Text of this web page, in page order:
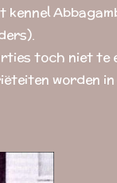
kennel
toch niet te
worden